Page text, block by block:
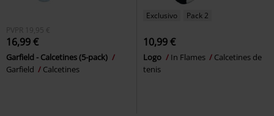
PVPR 19,95 €
16,99 €
Garfield - Calcetines (5-pack)
Garfield
Calcetines
Exclusivo Pack 2
10,99 €
Logo In Flames
Calcetines de
tenis